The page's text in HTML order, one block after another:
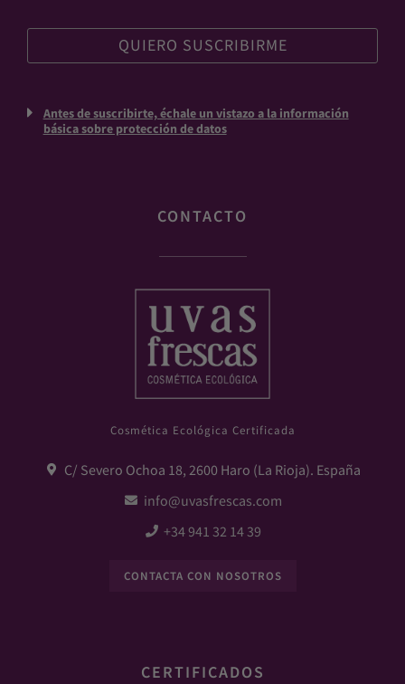
Antes de suscribirte, échale un vistazo a la información
básica sobre protección de datos
CONTACTO
Cosmética Ecológica Certificada
C/ Severo Ochoa 18, 2600 Haro (La Rioja). España
info@uvasfrescas.com
+34 941 32 14 39
CONTACTA CON NOSOTROS
CERTIFICADOS